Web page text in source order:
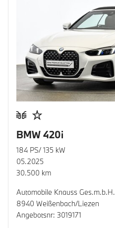
BMW 420i
184 PS/ 135 kW
05.2025
30.500 km
Automobile Knauss Ges.m.b.H.
8940 Weißenbach/Liezen
Angebotsnr: 3019171